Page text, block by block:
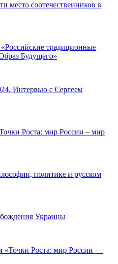
место соотечественников в
традиционные
Будущего»
Интервью с Сергеем
Роста: мир России – мир
политике и русском
Украины
Роста: мир России —